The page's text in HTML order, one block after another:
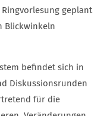
geplant
Blickwinkeln
befindet sich in
Diskussionsrunden
für die